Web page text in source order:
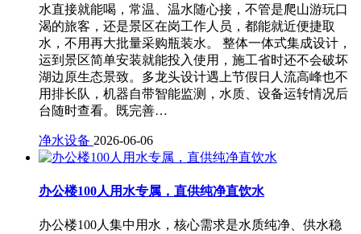
水直接就能喝，常温、温水随心接，不管是爬山游玩口
渴的旅客，还是景区在岗工作人员，都能就近便捷取
水，不用再大批量采购瓶装水。 整体一体式集成设计，
运到景区简单安装就能投入使用，施工省时还不会破坏
湖边原生态景致。多龙头设计遇上节假日人流高峰也不
用排长队，机器自带智能监测，水质、设备运转情况后
台随时查看。既完善…
净水设备 2026-06-06
办公楼100人用水专属，直供纯净直饮水
办公楼100人集中用水，核心需求是水质纯净、供水稳